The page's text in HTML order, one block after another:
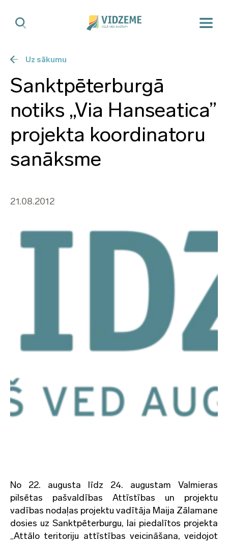
Uz sākumu
Sanktpēterburgā
notiks „Via Hanseatica”
projekta koordinatoru
sanāksme
21.08.2012
No 22. augusta līdz 24. augustam Valmieras
pilsētas pašvaldības Attīstības un projektu
vadības nodaļas projektu vadītāja Maija Zālamane
dosies uz Sanktpēterburgu, lai piedalītos projekta
„Attālo teritoriju attīstības veicināšana, veidojot